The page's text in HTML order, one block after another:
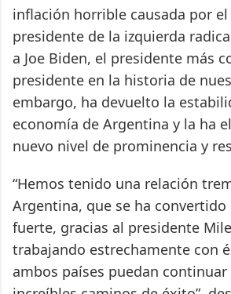
inflación horrible causada por
presidente de la izquierda
a Joe Biden, el presidente más
presidente en la historia de
embargo, ha devuelto la
economía de Argentina y la ha
nuevo nivel de prominencia y
“Hemos tenido una relación
Argentina, que se ha convertido
fuerte, gracias al presidente
trabajando estrechamente con
ambos países puedan continuar